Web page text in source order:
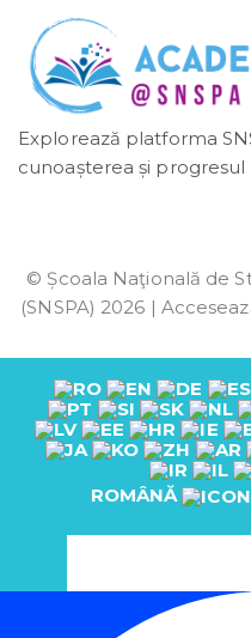
Explorează platforma
cunoașterea și
© Școala Naţională de
(SNSPA) 2026 |
ROMÂNĂ